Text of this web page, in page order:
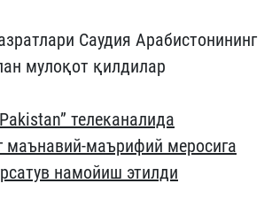
Саудия Арабистонининг
мулоқот қилдилар
телеканалида
маънавий-маърифий меросига
намойиш этилди